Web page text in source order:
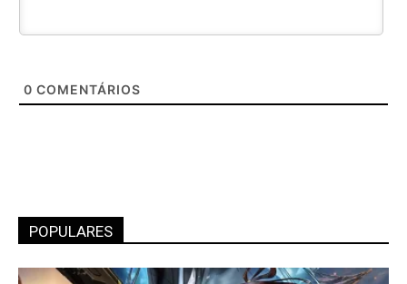
0 COMENTÁRIOS
POPULARES